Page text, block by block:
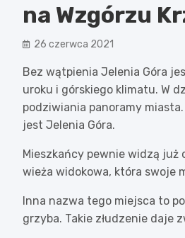
na Wzgórzu
26 czerwca 2021
Bez wątpienia Jelenia Góra
uroku i górskiego klimatu. W
podziwiania panoramy
jest Jelenia Góra.
Mieszkańcy pewnie widzą
wieża widokowa, która swoje
Inna nazwa tego miejsca to
grzyba. Takie złudzenie daje